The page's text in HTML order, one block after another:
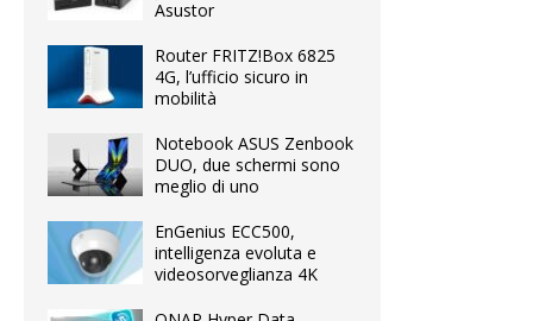
Asustor
Router FRITZ!Box 6825
4G, l’ufficio sicuro in
mobilità
Notebook ASUS Zenbook
DUO, due schermi sono
meglio di uno
EnGenius ECC500,
intelligenza evoluta e
videosorveglianza 4K